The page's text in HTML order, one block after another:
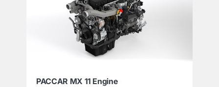
PACCAR MX 11 Engine